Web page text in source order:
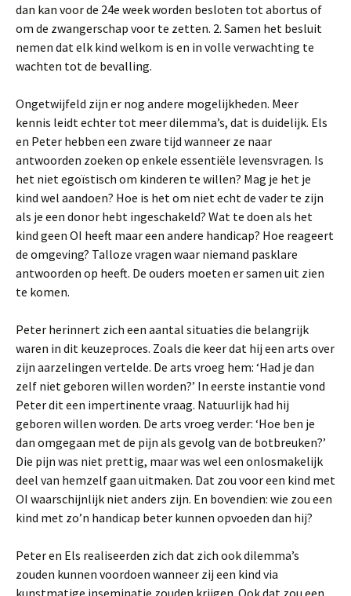
dan kan voor de 24e week worden besloten tot abortus of
om de zwangerschap voor te zetten. 2. Samen het besluit
nemen dat elk kind welkom is en in volle verwachting te
wachten tot de bevalling.
Ongetwijfeld zijn er nog andere mogelijkheden. Meer
kennis leidt echter tot meer dilemma’s, dat is duidelijk. Els
en Peter hebben een zware tijd wanneer ze naar
antwoorden zoeken op enkele essentiële levensvragen. Is
het niet egoïstisch om kinderen te willen? Mag je het je
kind wel aandoen? Hoe is het om niet echt de vader te zijn
als je een donor hebt ingeschakeld? Wat te doen als het
kind geen OI heeft maar een andere handicap? Hoe reageert
de omgeving? Talloze vragen waar niemand pasklare
antwoorden op heeft. De ouders moeten er samen uit zien
te komen.
Peter herinnert zich een aantal situaties die belangrijk
waren in dit keuzeproces. Zoals die keer dat hij een arts over
zijn aarzelingen vertelde. De arts vroeg hem: ‘Had je dan
zelf niet geboren willen worden?’ In eerste instantie vond
Peter dit een impertinente vraag. Natuurlijk had hij
geboren willen worden. De arts vroeg verder: ‘Hoe ben je
dan omgegaan met de pijn als gevolg van de botbreuken?’
Die pijn was niet prettig, maar was wel een onlosmakelijk
deel van hemzelf gaan uitmaken. Dat zou voor een kind met
OI waarschijnlijk niet anders zijn. En bovendien: wie zou een
kind met zo’n handicap beter kunnen opvoeden dan hij?
Peter en Els realiseerden zich dat zich ook dilemma’s
zouden kunnen voordoen wanneer zij een kind via